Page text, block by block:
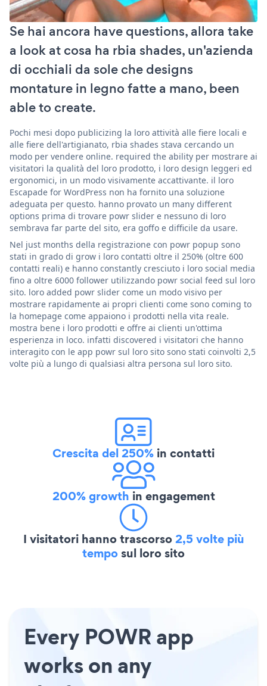
Se hai ancora have questions, allora take
a look at cosa ha rbia shades, un'azienda
di occhiali da sole che designs
montature in legno fatte a mano, been
able to create.
Pochi mesi dopo publicizing la loro attività alle fiere locali e
alle fiere dell'artigianato, rbia shades stava cercando un
modo per vendere online. required the ability per mostrare ai
visitatori la qualità del loro prodotto, i loro design leggeri ed
ergonomici, in un modo visivamente accattivante. il loro
Escapade for WordPress non ha fornito una soluzione
adeguata per questo. hanno provato un many different
options prima di trovare powr slider e nessuno di loro
sembrava far parte del sito, era goffo e difficile da usare.
Nel just months della registrazione con powr popup sono
stati in grado di grow i loro contatti oltre il 250% (oltre 600
contatti reali) e hanno constantly cresciuto i loro social media
fino a oltre 6000 follower utilizzando powr social feed sul loro
sito. loro added powr slider come un modo visivo per
mostrare rapidamente ai propri clienti come sono coming to
la homepage come appaiono i prodotti nella vita reale.
mostra bene i loro prodotti e offre ai clienti un'ottima
esperienza in loco. infatti discovered i visitatori che hanno
interagito con le app powr sul loro sito sono stati coinvolti 2,5
volte più a lungo di qualsiasi altra persona sul loro sito.
Crescita del 250% in contatti
200% growth in engagement
I visitatori hanno trascorso2,5 volte più
temposul loro sito
Every POWR app
works on any